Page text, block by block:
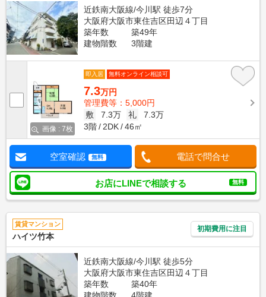
近鉄南大阪線/今川駅 徒歩7分
大阪府大阪市東住吉区田辺４丁目
築年数
築49年
建物階数
3階建
画像 : 7枚
即入居 無料オンライン相談可
7.3万円
管理費等：5,000円
敷
7.3万 礼
7.3万
3階
2DK 46㎡
空室確認 無料 電話で問合せ
お店にLINEで相談する 無料
賃貸マンション
ハイツ竹本
初期費用に注目
近鉄南大阪線/今川駅 徒歩5分
大阪府大阪市東住吉区田辺４丁目
築年数
築40年